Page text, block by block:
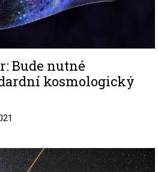
Bude nutné
kosmologický